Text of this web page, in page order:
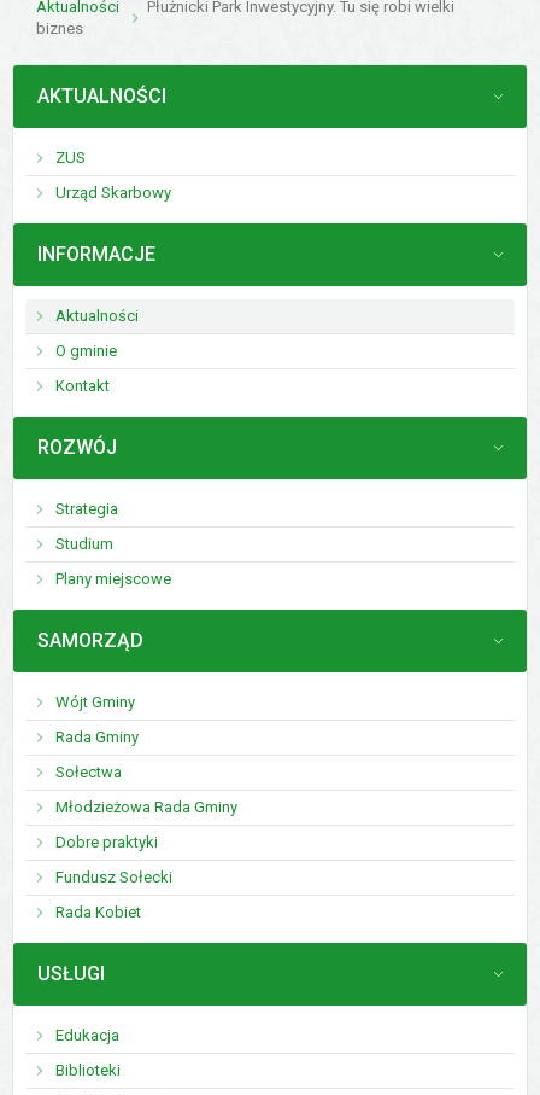
Aktualności
Płużnicki Park Inwestycyjny. Tu się robi wielki
biznes
MENU
AKTUALNOŚCI
ZUS
Urząd Skarbowy
MENU
INFORMACJE
Aktualności
O gminie
Kontakt
MENU
ROZWÓJ
Strategia
Studium
Plany miejscowe
MENU
SAMORZĄD
Wójt Gminy
Rada Gminy
Sołectwa
Młodzieżowa Rada Gminy
Dobre praktyki
Fundusz Sołecki
Rada Kobiet
MENU
USŁUGI
Edukacja
Biblioteki